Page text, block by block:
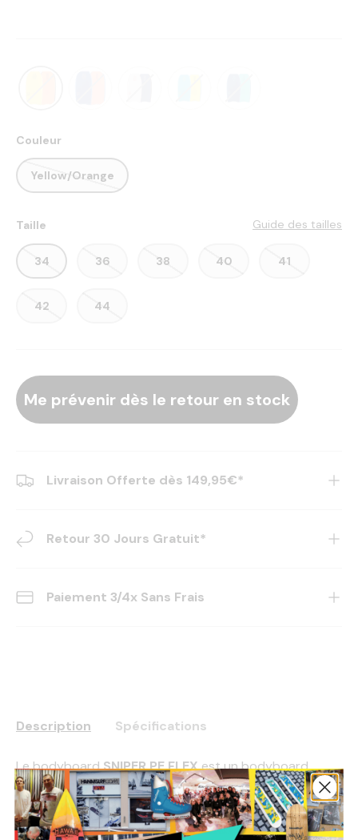
Couleur
Yellow/Orange
Taille Guide des tailles
34 36 38 40 41
42 44
Me prévenir dès le retour en stock
Livraison Offerte dès 149,95€*
Retour 30 Jours Gratuit*
Paiement 3/4x Sans Frais
Description Spécifications
Le bodyboardSNIPER PE FLEXest un bodyboard
polyvalent conçu pour s’amuser tout l’été. Avec son
core PE , sonstringeret sonslick HDPE, il offre
confort, contrôle et durabilité. Parfait pour les riders à